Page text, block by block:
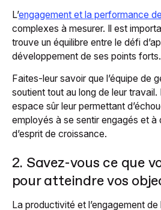
L’engagement et la performance
complexes à mesurer. Il est
trouve un équilibre entre le défi
développement de ses points forts.
Faites-leur savoir que l’équipe de
soutient tout au long de leur travail.
espace sûr leur permettant
employés à se sentir engagés et à
d’esprit de croissance.
2. Savez-vous ce que
pour atteindre vos
La productivité et l’engagement de